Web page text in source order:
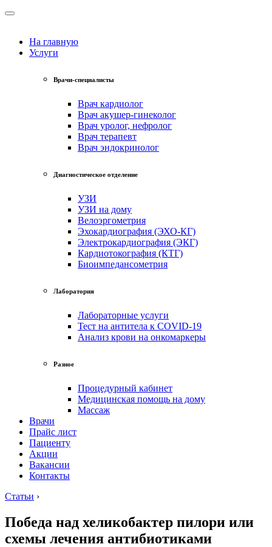
На главную
Услуги
Врачи-специалисты
Врач кардиолог
Врач акушер-гинеколог
Врач уролог, нефролог
Врач терапевт
Врач эндокринолог
Диагностическое отделение
УЗИ
УЗИ на дому
Велоэргометрия
Эхокардиография (ЭХО-КГ)
Электрокардиография (ЭКГ)
Кардиотокография (КТГ)
Биоимпедансометрия
Лаборатория
Лабораторные услуги
Тест на антитела к COVID-19
Анализ крови на онкомаркеры
Разное
Процедурный кабинет
Медицинская помощь на дому
Массаж
Врачи
Прайс лист
Пациенту
Акции
Вакансии
Контакты
Статьи ›
Победа над хеликобактер пилори или
схемы лечения антибиотиками